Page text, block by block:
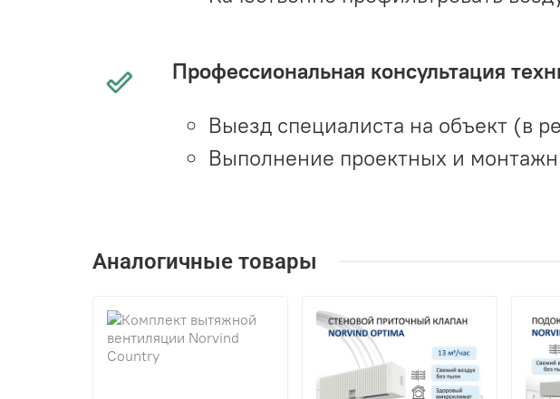
Профессиональная консультация
Выезд специалиста на объект (в
Выполнение проектных и
Аналогичные товары